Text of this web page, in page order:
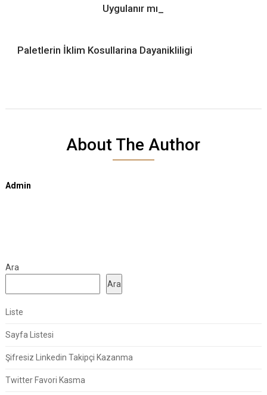
Uygulanır mı_
Paletlerin İklim Kosullarina Dayanikliligi
About The Author
Admin
Ara
Ara
Liste
Sayfa Listesi
Şifresiz Linkedin Takipçi Kazanma
Twitter Favori Kasma